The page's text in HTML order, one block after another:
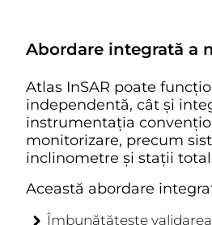
Abordare integrată a
Atlas InSAR poate
independentă, cât și
instrumentația
monitorizare, precum
inclinometre și stații
Această abordare
Îmbunătățește